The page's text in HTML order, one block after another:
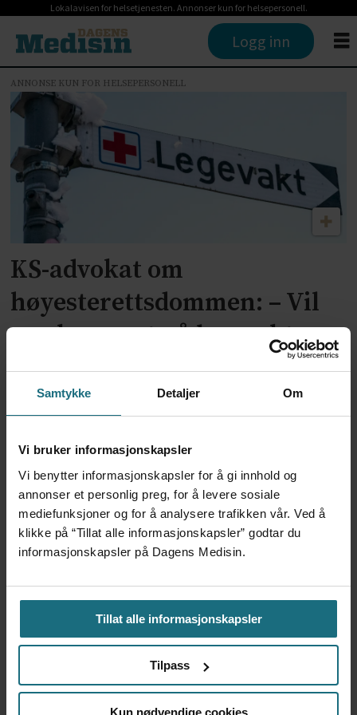
Samtykke Detaljer Om
Vi bruker informasjonskapsler
Vi benytter informasjonskapsler for å gi innhold og
annonser et personlig preg, for å levere sosiale
mediefunksjoner og for å analysere trafikken vår. Ved å
klikke på “Tillat alle informasjonskapsler” godtar du
informasjonskapsler på Dagens Medisin.
Tillat alle informasjonskapsler
Tilpass
Kun nødvendige cookies
Lokalavisen for helsetjenesten. Annonser kun for helsepersonell.
Logg inn
Tag:
innsynskrav
ANNONSE KUN FOR HELSEPERSONELL
KS-advokat om
høyesterettsdommen: – Vil
merkes mest på legevakter
ANNONSE KUN FOR HELSEPERSONELL
ANNONSE KUN FOR HELSEPERSONELL
ANNONSE KUN FOR HELSEPERSONELL
tips@dagensmedisin.no
Debatt og kronikk:
debatt@dagensmedisin.no